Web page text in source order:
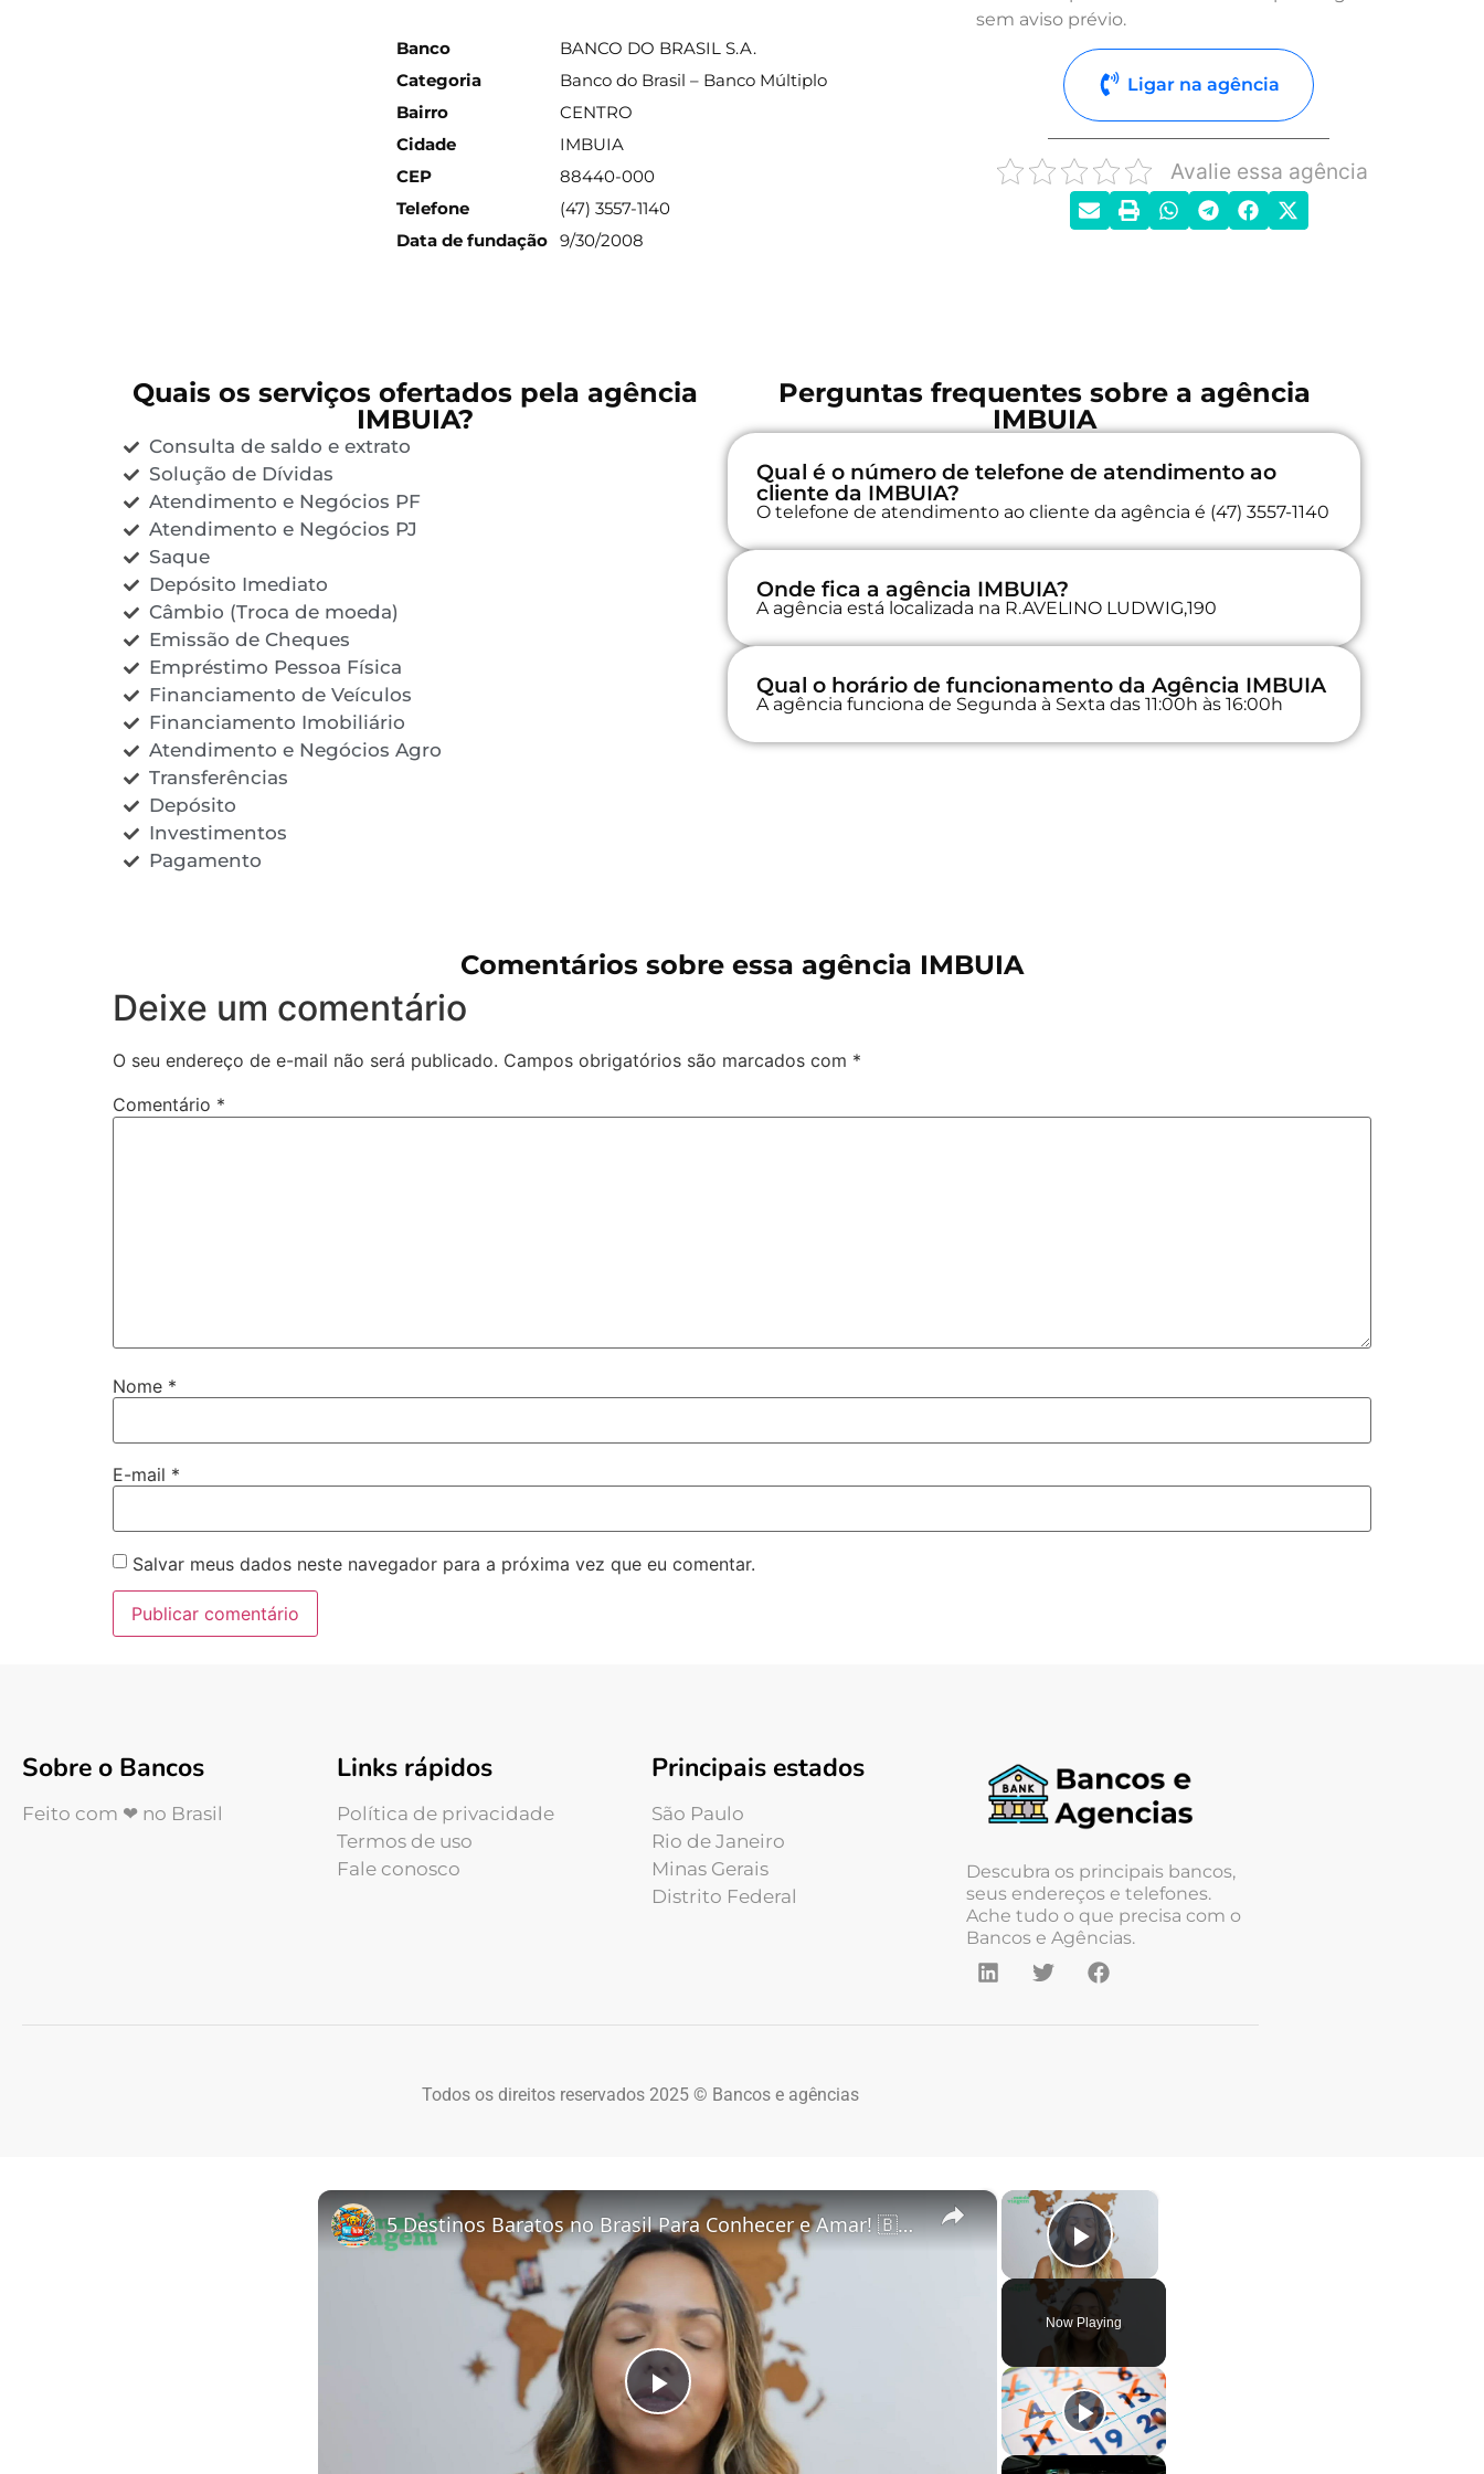
Banco
BANCO DO BRASIL S.A.
Categoria
Banco do Brasil – Banco Múltiplo
Bairro
CENTRO
Cidade
IMBUIA
CEP
88440-000
Telefone
(47) 3557-1140
Data de fundação 9/30/2008
sem aviso prévio.
Ligar na agência
Avalie essa agência
Quais os serviços ofertados pela agência
IMBUIA?
Consulta de saldo e extrato
Solução de Dívidas
Atendimento e Negócios PF
Atendimento e Negócios PJ
Saque
Depósito Imediato
Câmbio (Troca de moeda)
Emissão de Cheques
Empréstimo Pessoa Física
Financiamento de Veículos
Financiamento Imobiliário
Atendimento e Negócios Agro
Transferências
Depósito
Investimentos
Pagamento
Perguntas frequentes sobre a agência
IMBUIA
Qual é o número de telefone de atendimento ao
cliente da IMBUIA?
O telefone de atendimento ao cliente da agência é (47) 3557-1140
Onde fica a agência IMBUIA?
A agência está localizada na R.AVELINO LUDWIG,190
Qual o horário de funcionamento da Agência IMBUIA
A agência funciona de Segunda à Sexta das 11:00h às 16:00h
Comentários sobre essa agência IMBUIA
Deixe um comentário
O seu endereço de e-mail não será publicado. Campos obrigatórios são marcados com *
Comentário *
Nome *
E-mail *
Salvar meus dados neste navegador para a próxima vez que eu comentar.
Sobre o Bancos
Feito com ❤ no Brasil
Links rápidos
Política de privacidade
Termos de uso
Fale conosco
Principais estados
São Paulo
Rio de Janeiro
Minas Gerais
Distrito Federal
Descubra os principais bancos,
seus endereços e telefones.
Ache tudo o que precisa com o
Bancos e Agências.
Todos os direitos reservados 2025 © Bancos e agências
×
Play Video
Now Playing
×
Play Video
5 Destinos Baratos no Brasil Para Conhecer e Amar! 🇧🇷✨